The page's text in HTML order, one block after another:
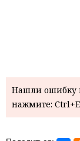
Нашли ошибку
нажмите: